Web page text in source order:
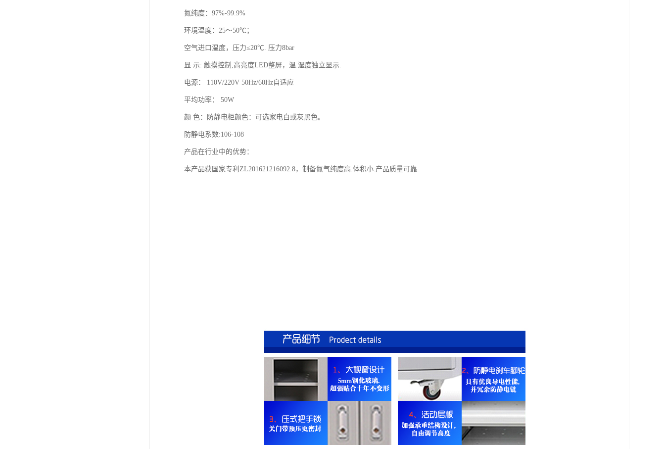
氮纯度：97%-99.9%
环境温度：25～50℃；
空气进口温度，压力≤20℃. 压力8bar
显 示: 触摸控制,高亮度LED整屏，温.湿度独立显示.
电源： 110V/220V 50Hz/60Hz自适应
平均功率： 50W
颜 色：防静电柜颜色：可选家电白或灰黑色。
防静电系数:106-108
产品在行业中的优势：
本产品获国家专利ZL201621216092.8，制备氮气纯度高.体积小.产品质量可靠.